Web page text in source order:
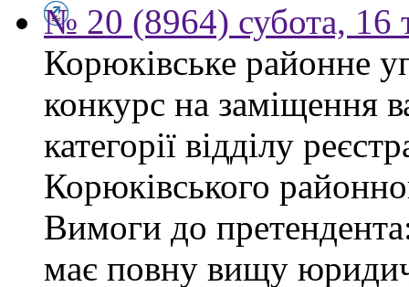
№ 20 (8964) субота, 16
Корюківське районне
конкурс на заміщення
категорії відділу
Корюківського
Вимоги до
має повну вищу